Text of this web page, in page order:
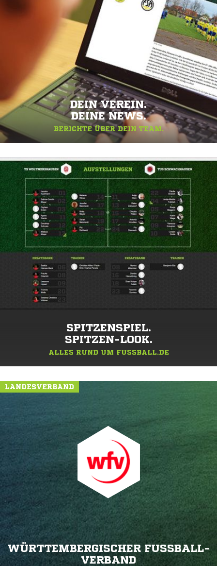
DEIN VEREIN.
DEINE NEWS.
BERICHTE ÜBER DEIN TEAM.
SPITZENSPIEL.
SPITZEN-LOOK.
ALLES RUND UM FUSSBALL.DE
LANDESVERBAND
WÜRTTEMBERGISCHER FUSSBALL-V
ERBAND